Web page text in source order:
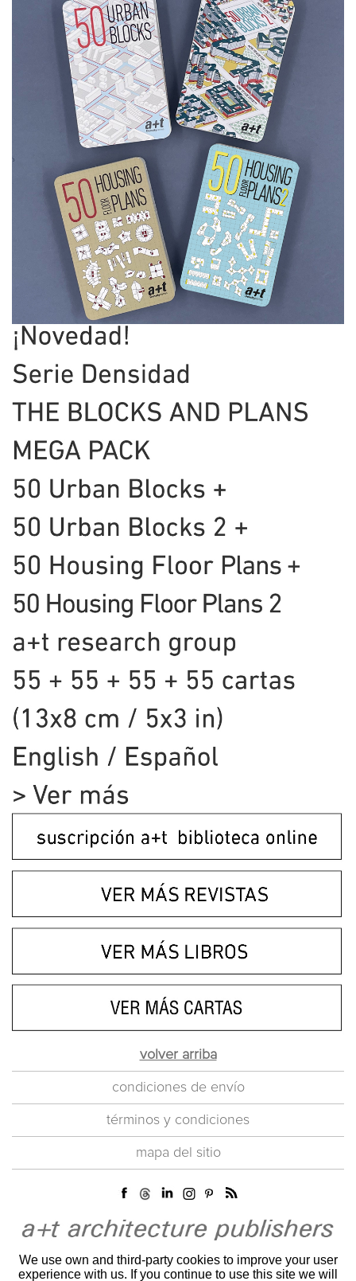
volver arriba
condiciones de envío
términos y condiciones
mapa del sitio
We use own and third-party cookies to improve your user
experience with us. If you continue to use this site we will